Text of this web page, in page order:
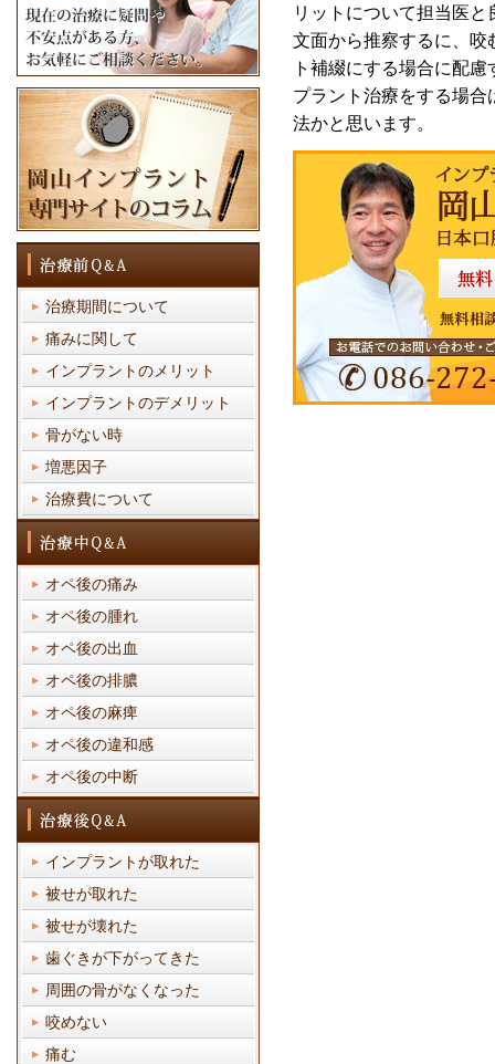
リットについて担当医
文面から推察するに、
ト補綴にする場合に配
プラント治療をする場
法かと思います。
治療期間について
痛みに関して
インプラントのメリット
インプラントのデメリット
骨がない時
増悪因子
治療費について
オペ後の痛み
オペ後の腫れ
オペ後の出血
オペ後の排膿
オペ後の麻痺
オペ後の違和感
オペ後の中断
インプラントが取れた
被せが取れた
被せが壊れた
歯ぐきが下がってきた
周囲の骨がなくなった
咬めない
痛む